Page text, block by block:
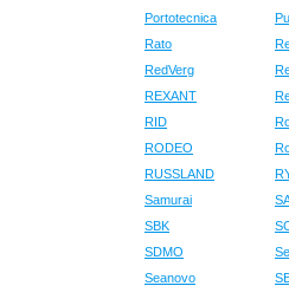
Portotecnica
Rato
RedVerg
REXANT
RID
RODEO
RUSSLAND
Samurai
SBK
SDMO
Seanovo